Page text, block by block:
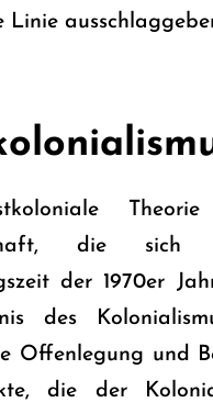
Linie
die
der 1970er
des
Offenlegung und
die der